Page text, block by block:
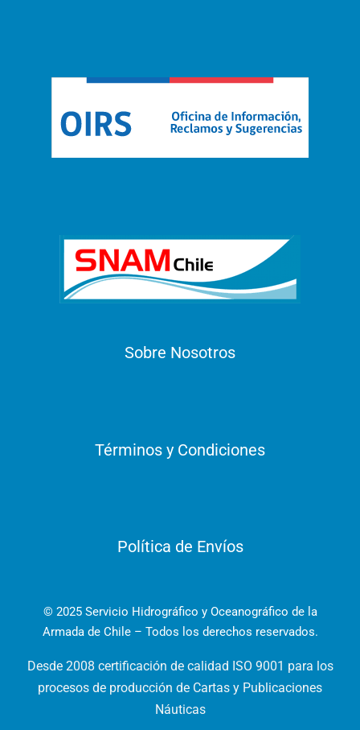
Sobre Nosotros
Términos y Condiciones
Política de Envíos
© 2025 Servicio Hidrográfico y Oceanográfico de la
Armada de Chile – Todos los derechos reservados.
Desde 2008 certificación de calidad ISO 9001 para los
procesos de producción de Cartas y Publicaciones
Náuticas